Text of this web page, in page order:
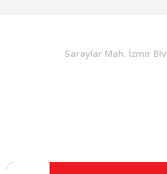
Saraylar Mah. İzmir